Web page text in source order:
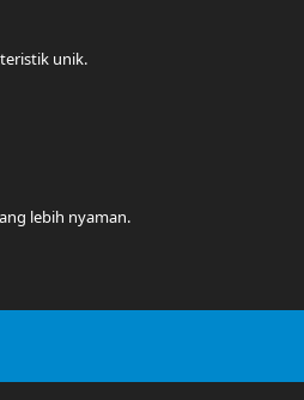
unik.
lebih nyaman.